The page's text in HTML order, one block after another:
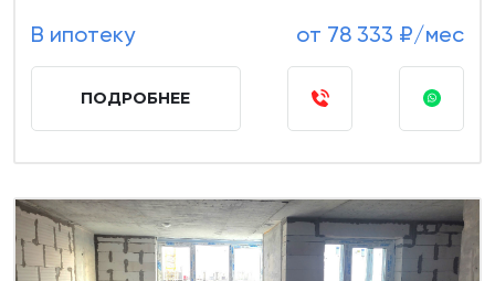
В ипотеку от 78 333 ₽/мес
ПОДРОБНЕЕ